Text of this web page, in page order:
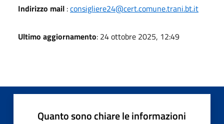
Indirizzo mail :consigliere24@cert.comune.trani.bt.it
Ultimo aggiornamento: 24 ottobre 2025, 12:49
Quanto sono chiare le informazioni